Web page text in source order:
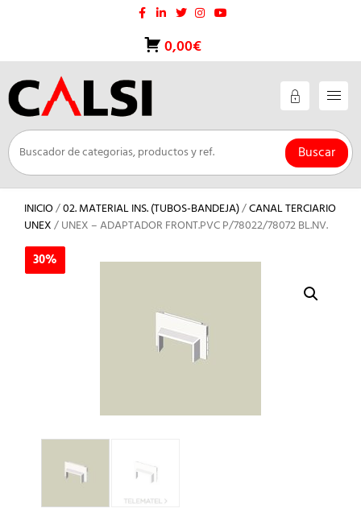
0,00€
Buscar
INICIO/02. MATERIAL INS. (TUBOS-BANDEJA)/CANAL TERCIARIO
UNEX/ UNEX – ADAPTADOR FRONT.PVC P/78022/78072 BL.NV.
30%
30%